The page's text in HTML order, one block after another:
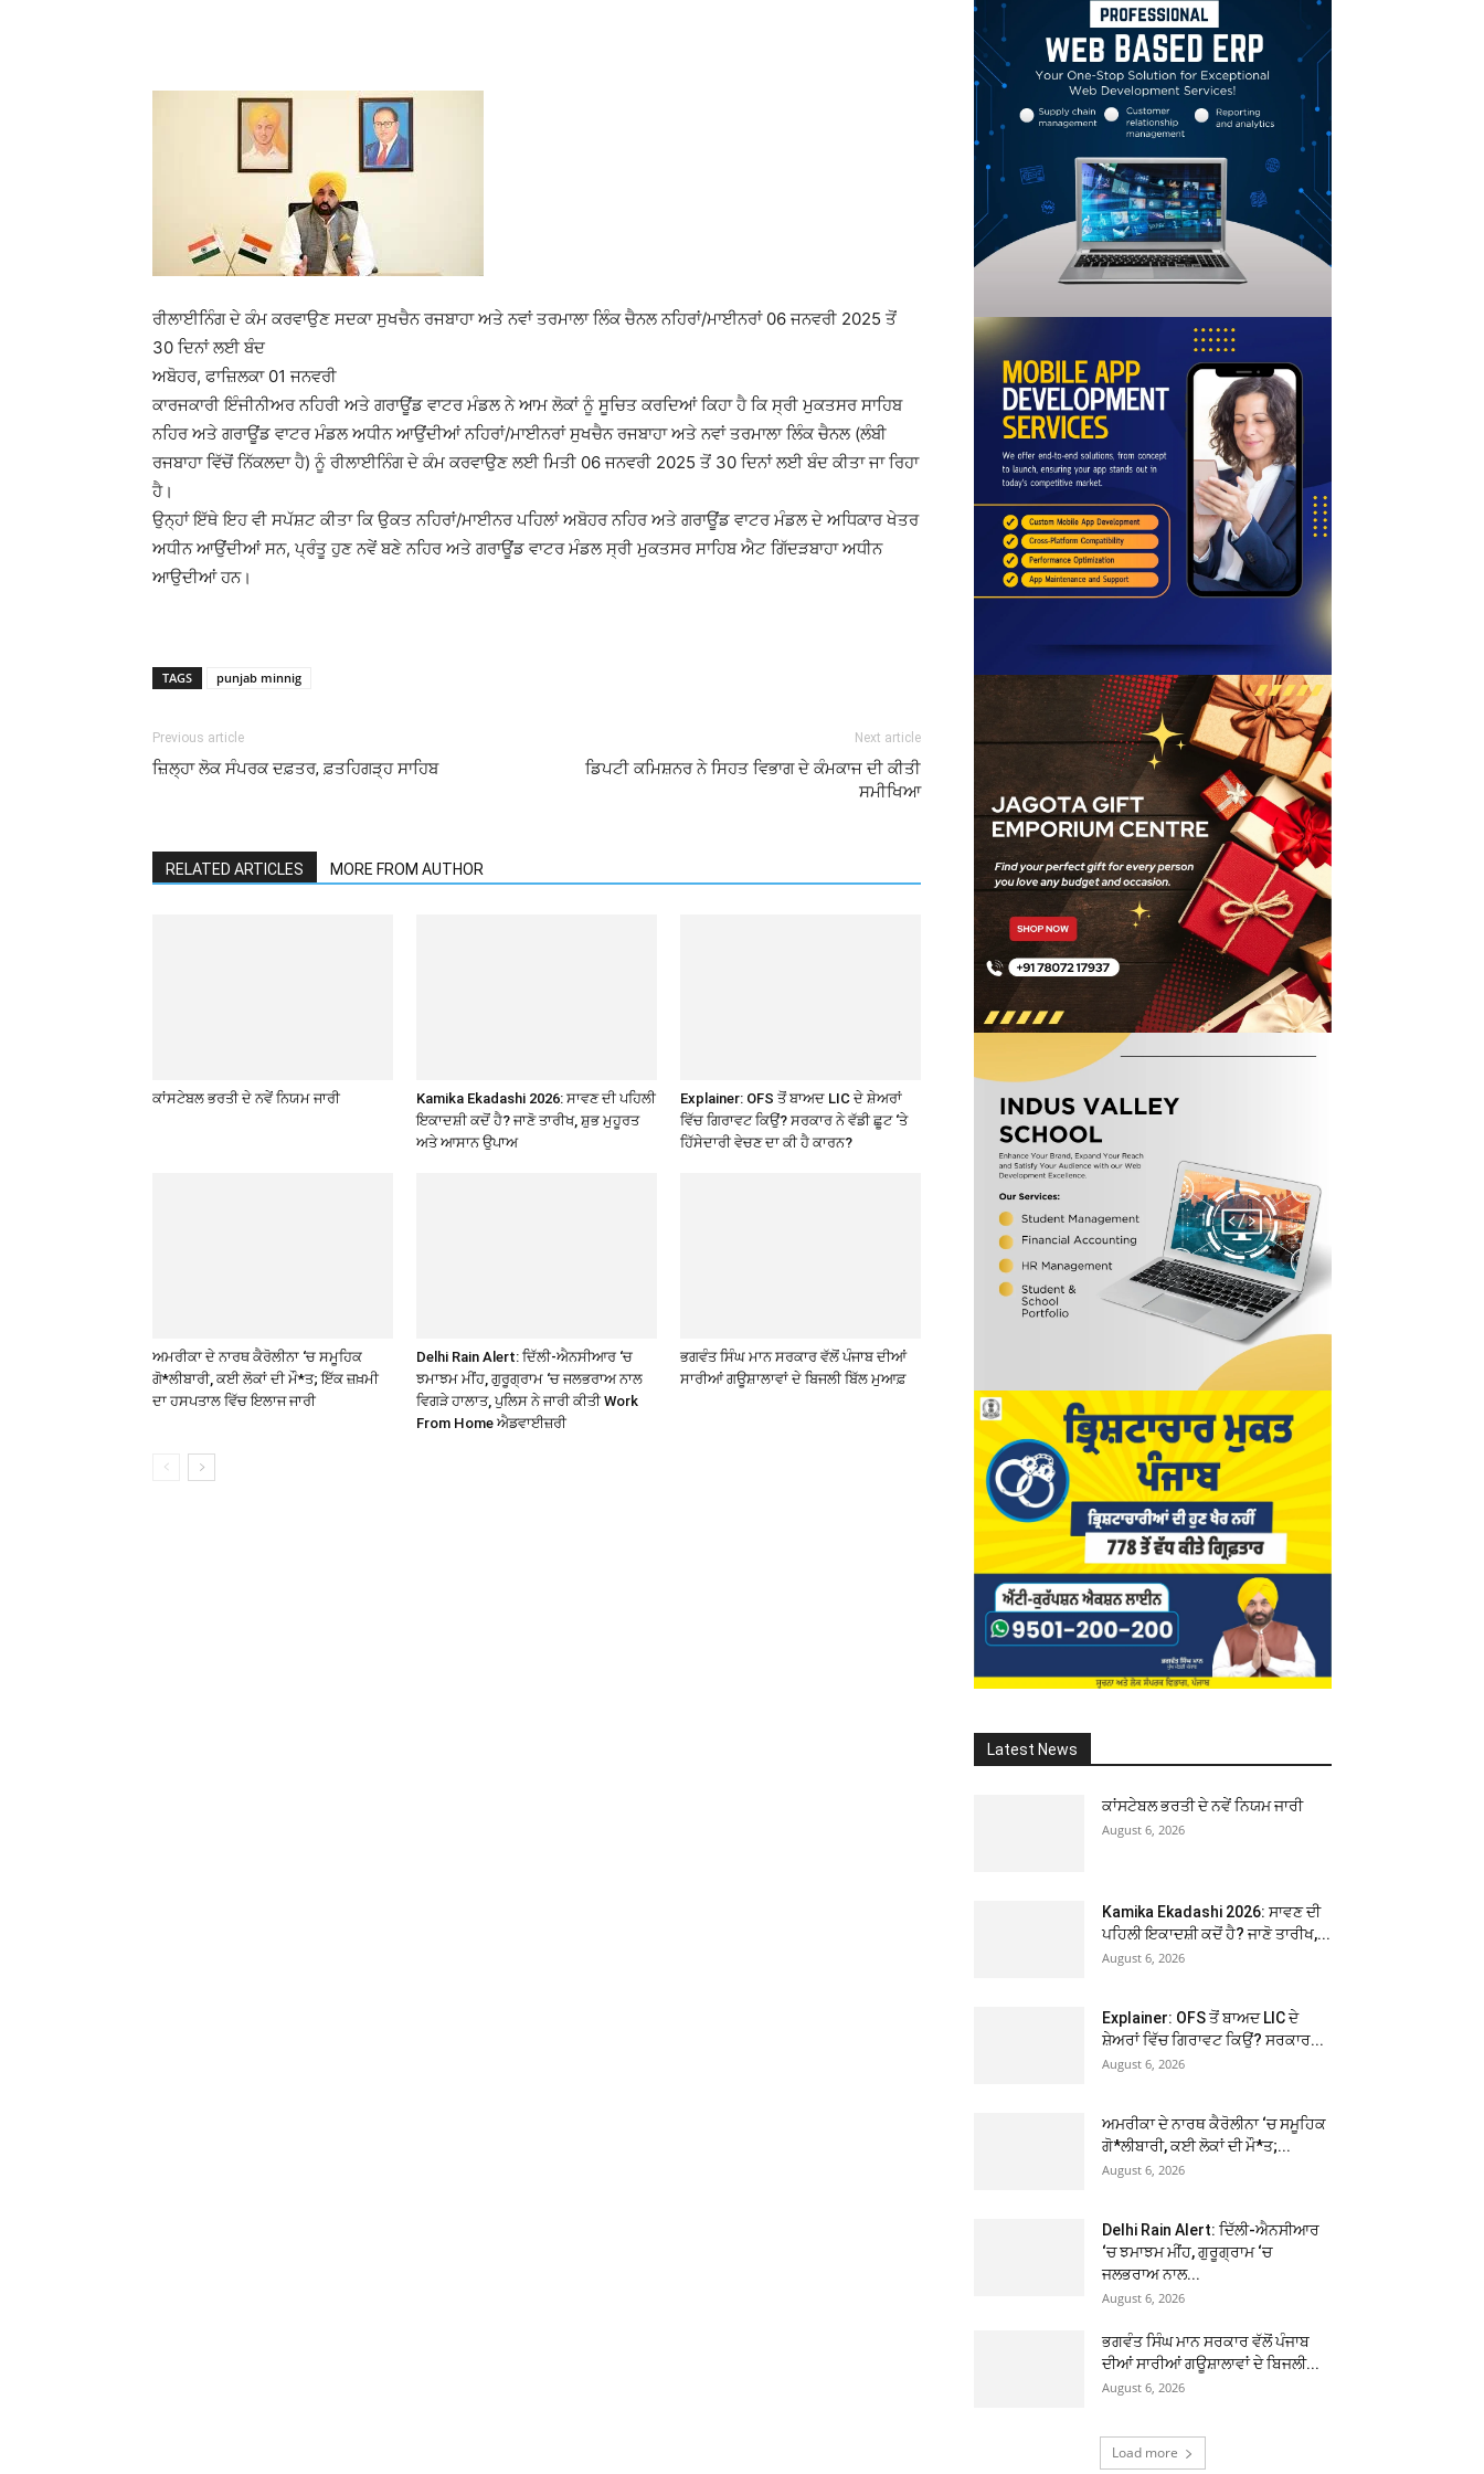
Email Print
ਰੀਲਾਈਨਿੰਗ ਦੇ ਕੰਮ ਕਰਵਾਉਣ ਸਦਕਾ ਸੁਖਚੈਨ ਰਜਬਾਹਾ ਅਤੇ ਨਵਾਂ ਤਰਮਾਲਾ ਲਿੰਕ ਚੈਨਲ ਨਹਿਰਾਂ/ਮਾਈਨਰਾਂ 06 ਜਨਵਰੀ 2025 ਤੋਂ
30 ਦਿਨਾਂ ਲਈ ਬੰਦ
ਅਬੋਹਰ, ਫਾਜ਼ਿਲਕਾ 01 ਜਨਵਰੀ
ਕਾਰਜਕਾਰੀ ਇੰਜੀਨੀਅਰ ਨਹਿਰੀ ਅਤੇ ਗਰਾਊਂਡ ਵਾਟਰ ਮੰਡਲ ਨੇ ਆਮ ਲੋਕਾਂ ਨੂੰ ਸੂਚਿਤ ਕਰਦਿਆਂ ਕਿਹਾ ਹੈ ਕਿ ਸ੍ਰੀ ਮੁਕਤਸਰ ਸਾਹਿਬ
ਨਹਿਰ ਅਤੇ ਗਰਾਊਂਡ ਵਾਟਰ ਮੰਡਲ ਅਧੀਨ ਆਉਂਦੀਆਂ ਨਹਿਰਾਂ/ਮਾਈਨਰਾਂ ਸੁਖਚੈਨ ਰਜਬਾਹਾ ਅਤੇ ਨਵਾਂ ਤਰਮਾਲਾ ਲਿੰਕ ਚੈਨਲ (ਲੰਬੀ
ਰਜਬਾਹਾ ਵਿੱਚੋਂ ਨਿੱਕਲਦਾ ਹੈ) ਨੂੰ ਰੀਲਾਈਨਿੰਗ ਦੇ ਕੰਮ ਕਰਵਾਉਣ ਲਈ ਮਿਤੀ 06 ਜਨਵਰੀ 2025 ਤੋਂ 30 ਦਿਨਾਂ ਲਈ ਬੰਦ ਕੀਤਾ ਜਾ ਰਿਹਾ
ਹੈ।
ਉਨ੍ਹਾਂ ਇੱਥੇ ਇਹ ਵੀ ਸਪੱਸ਼ਟ ਕੀਤਾ ਕਿ ਉਕਤ ਨਹਿਰਾਂ/ਮਾਈਨਰ ਪਹਿਲਾਂ ਅਬੋਹਰ ਨਹਿਰ ਅਤੇ ਗਰਾਊਂਡ ਵਾਟਰ ਮੰਡਲ ਦੇ ਅਧਿਕਾਰ ਖੇਤਰ
ਅਧੀਨ ਆਉਂਦੀਆਂ ਸਨ, ਪ੍ਰੰਤੂ ਹੁਣ ਨਵੇਂ ਬਣੇ ਨਹਿਰ ਅਤੇ ਗਰਾਊਂਡ ਵਾਟਰ ਮੰਡਲ ਸ੍ਰੀ ਮੁਕਤਸਰ ਸਾਹਿਬ ਐਟ ਗਿੱਦੜਬਾਹਾ ਅਧੀਨ
ਆਉਦੀਆਂ ਹਨ।
TAGS punjab minnig
Previous article
ਜ਼ਿਲ੍ਹਾ ਲੋਕ ਸੰਪਰਕ ਦਫ਼ਤਰ, ਫ਼ਤਹਿਗੜ੍ਹ ਸਾਹਿਬ
Next article
ਡਿਪਟੀ ਕਮਿਸ਼ਨਰ ਨੇ ਸਿਹਤ ਵਿਭਾਗ ਦੇ ਕੰਮਕਾਜ ਦੀ ਕੀਤੀ
ਸਮੀਖਿਆ
RELATED ARTICLES MORE FROM AUTHOR
ਕਾਂਸਟੇਬਲ ਭਰਤੀ ਦੇ ਨਵੇਂ ਨਿਯਮ ਜਾਰੀ
Kamika Ekadashi 2026: ਸਾਵਣ ਦੀ ਪਹਿਲੀ
ਇਕਾਦਸ਼ੀ ਕਦੋਂ ਹੈ? ਜਾਣੋ ਤਾਰੀਖ, ਸ਼ੁਭ ਮੁਹੂਰਤ
ਅਤੇ ਆਸਾਨ ਉਪਾਅ
Explainer: OFS ਤੋਂ ਬਾਅਦ LIC ਦੇ ਸ਼ੇਅਰਾਂ
ਵਿੱਚ ਗਿਰਾਵਟ ਕਿਉਂ? ਸਰਕਾਰ ਨੇ ਵੱਡੀ ਛੂਟ ‘ਤੇ
ਹਿੱਸੇਦਾਰੀ ਵੇਚਣ ਦਾ ਕੀ ਹੈ ਕਾਰਨ?
ਅਮਰੀਕਾ ਦੇ ਨਾਰਥ ਕੈਰੋਲੀਨਾ ‘ਚ ਸਮੂਹਿਕ
ਗੋ*ਲੀਬਾਰੀ, ਕਈ ਲੋਕਾਂ ਦੀ ਮੌ*ਤ; ਇੱਕ ਜ਼ਖ਼ਮੀ
ਦਾ ਹਸਪਤਾਲ ਵਿੱਚ ਇਲਾਜ ਜਾਰੀ
Delhi Rain Alert: ਦਿੱਲੀ-ਐਨਸੀਆਰ ‘ਚ
ਝਮਾਝਮ ਮੀਂਹ, ਗੁਰੂਗ੍ਰਾਮ ‘ਚ ਜਲਭਰਾਅ ਨਾਲ
ਵਿਗੜੇ ਹਾਲਾਤ, ਪੁਲਿਸ ਨੇ ਜਾਰੀ ਕੀਤੀ Work
From Home ਐਡਵਾਈਜ਼ਰੀ
ਭਗਵੰਤ ਸਿੰਘ ਮਾਨ ਸਰਕਾਰ ਵੱਲੋਂ ਪੰਜਾਬ ਦੀਆਂ
ਸਾਰੀਆਂ ਗਊਸ਼ਾਲਾਵਾਂ ਦੇ ਬਿਜਲੀ ਬਿੱਲ ਮੁਆਫ਼
Latest News
ਕਾਂਸਟੇਬਲ ਭਰਤੀ ਦੇ ਨਵੇਂ ਨਿਯਮ ਜਾਰੀ
August 6, 2026
Kamika Ekadashi 2026: ਸਾਵਣ ਦੀ
ਪਹਿਲੀ ਇਕਾਦਸ਼ੀ ਕਦੋਂ ਹੈ? ਜਾਣੋ ਤਾਰੀਖ,...
August 6, 2026
Explainer: OFS ਤੋਂ ਬਾਅਦ LIC ਦੇ
ਸ਼ੇਅਰਾਂ ਵਿੱਚ ਗਿਰਾਵਟ ਕਿਉਂ? ਸਰਕਾਰ...
August 6, 2026
ਅਮਰੀਕਾ ਦੇ ਨਾਰਥ ਕੈਰੋਲੀਨਾ ‘ਚ ਸਮੂਹਿਕ
ਗੋ*ਲੀਬਾਰੀ, ਕਈ ਲੋਕਾਂ ਦੀ ਮੌ*ਤ;...
August 6, 2026
Delhi Rain Alert: ਦਿੱਲੀ-ਐਨਸੀਆਰ
‘ਚ ਝਮਾਝਮ ਮੀਂਹ, ਗੁਰੂਗ੍ਰਾਮ ‘ਚ
ਜਲਭਰਾਅ ਨਾਲ...
August 6, 2026
ਭਗਵੰਤ ਸਿੰਘ ਮਾਨ ਸਰਕਾਰ ਵੱਲੋਂ ਪੰਜਾਬ
ਦੀਆਂ ਸਾਰੀਆਂ ਗਊਸ਼ਾਲਾਵਾਂ ਦੇ ਬਿਜਲੀ...
August 6, 2026
Load more